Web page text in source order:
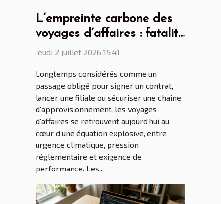
L’empreinte carbone des
voyages d’affaires : fatalité
ou nouvelle donne ?
Jeudi 2 juillet 2026 15:41
Longtemps considérés comme un
passage obligé pour signer un contrat,
lancer une filiale ou sécuriser une chaîne
d’approvisionnement, les voyages
d’affaires se retrouvent aujourd’hui au
cœur d’une équation explosive, entre
urgence climatique, pression
réglementaire et exigence de
performance. Les...